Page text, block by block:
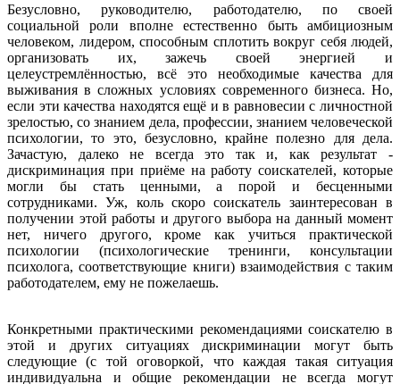
Безусловно, руководителю, работодателю, по своей
социальной роли вполне естественно быть амбициозным
человеком, лидером, способным сплотить вокруг себя людей,
организовать их, зажечь своей энергией и
целеустремлённостью, всё это необходимые качества для
выживания в сложных условиях современного бизнеса. Но,
если эти качества находятся ещё и в равновесии с личностной
зрелостью, со знанием дела, профессии, знанием человеческой
психологии, то это, безусловно, крайне полезно для дела.
Зачастую, далеко не всегда это так и, как результат -
дискриминация при приёме на работу соискателей, которые
могли бы стать ценными, а порой и бесценными
сотрудниками. Уж, коль скоро соискатель заинтересован в
получении этой работы и другого выбора на данный момент
нет, ничего другого, кроме как учиться практической
психологии (психологические тренинги, консультации
психолога, соответствующие книги) взаимодействия с таким
работодателем, ему не пожелаешь.
Конкретными практическими рекомендациями соискателю в
этой и других ситуациях дискриминации могут быть
следующие (с той оговоркой, что каждая такая ситуация
индивидуальна и общие рекомендации не всегда могут